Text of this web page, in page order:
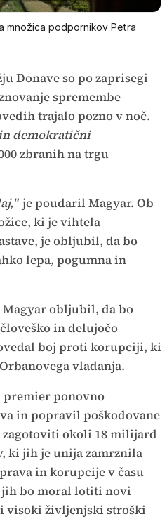
množica podpornikov Petra
Donave so po zaprisegi
spremembe
trajalo pozno v noč.
demokratični
zbranih na trgu
je poudaril Magyar. Ob
ki je vihtela
je obljubil, da bo
lepa, pogumna in
obljubil, da bo
in delujočo
boj proti korupciji, ki
vladanja.
ponovno
in popravil poškodovane
zagotoviti okoli 18 milijard
ki jih je unija zamrznila
in korupcije v času
jih bo moral lotiti novi
visoki življenjski stroški